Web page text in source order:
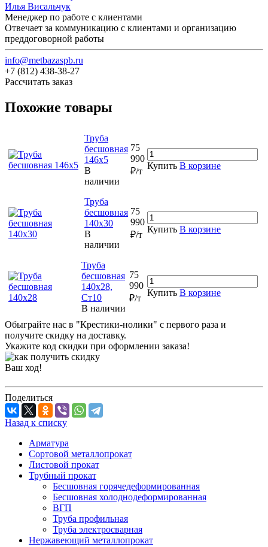
Илья Висальчук
Менеджер по работе с клиентами
Отвечает за коммуникацию с клиентами и организацию
преддоговорной работы
info@metbazaspb.ru
+7 (812) 438-38-27
Рассчитать заказ
Похожие товары
Труба
бесшовная
146х5
В
наличии
75
990
₽/т
Купить В корзине
Труба
бесшовная
140х30
В
наличии
75
990
₽/т
Купить В корзине
Труба
бесшовная
140х28,
Ст10
В наличии
75
990
₽/т
Купить В корзине
Обыграйте нас в "Крестики-нолики" с первого раза и
получите скидку на доставку.
Укажите код скидки при оформлении заказа!
Ваш ход!
Поделиться
Назад к списку
Арматура
Сортовой металлопрокат
Листовой прокат
Трубный прокат
Бесшовная горячедеформированная
Бесшовная холоднодеформированная
ВГП
Труба профильная
Труба электросварная
Нержавеющий металлопрокат